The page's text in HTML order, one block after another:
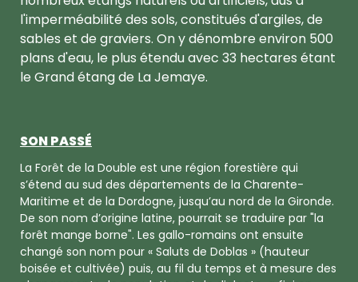
l'imperméabilité des sols, constitués d'argiles, de
sables et de graviers. On y dénombre environ 500
plans d'eau, le plus étendu avec 33 hectares étant
le Grand étang de La Jemaye.
SON PASSÉ
La Forêt de la Double est une région forestière qui
s’étend au sud des départements de la Charente-
Maritime et de la Dordogne, jusqu’au nord de la Gironde.
De son nom d’origine latine, pourrait se traduire par "la
forêt mange borne". Les gallo-romains ont ensuite
changé son nom pour « Saluts de Doblas » (hauteur
boisée et cultivée) puis, au fil du temps et à mesure des